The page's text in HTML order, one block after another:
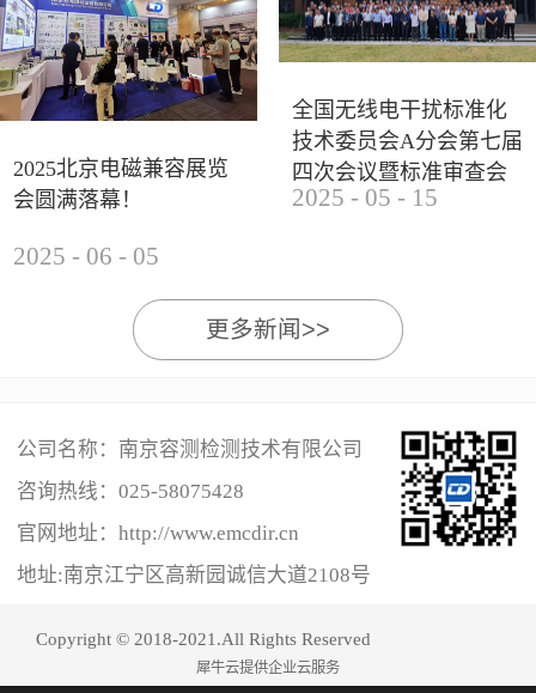
了新动能。产品展示展会现场，公司展示了...
2025北京电磁兼容展览
会圆满落幕！
2025 - 06 - 05
全国无线电干扰标准化
技术委员会A分会第七届
四次会议暨标准审查会
成功举办
2025 - 05 - 15
更多新闻>>
公司名称：南京容测检测技术有限公司
咨询热线： 025-58075428
官网地址：http://www.emcdir.cn
地址:南京江宁区高新园诚信大道2108号
Copyright © 2018-2021.All Rights Reserved
犀牛云提供企业云服务